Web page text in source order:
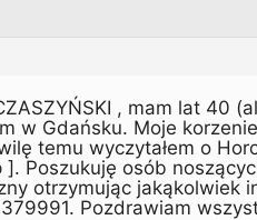
, mam lat 40
w Gdańsku. Moje
temu wyczytałem o
Poszukuję osób
otrzymując jakąkolwiek
Pozdrawiam